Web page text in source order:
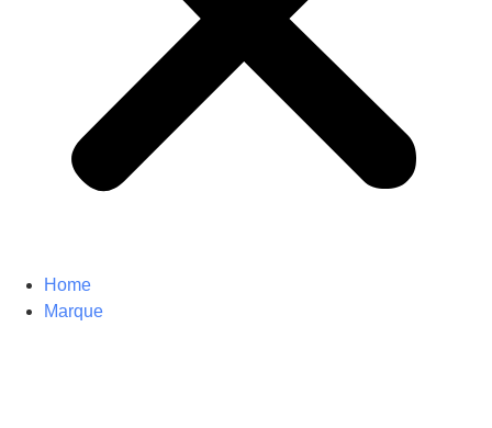
Home
Marque